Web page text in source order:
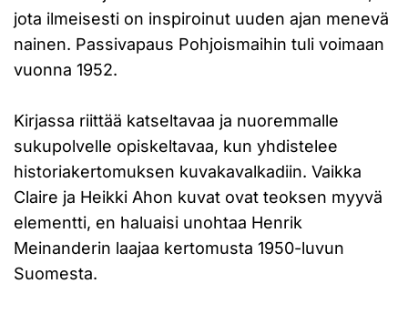
jota ilmeisesti on inspiroinut uuden ajan menevä
nainen. Passivapaus Pohjoismaihin tuli voimaan
vuonna 1952.
Kirjassa riittää katseltavaa ja nuoremmalle
sukupolvelle opiskeltavaa, kun yhdistelee
historiakertomuksen kuvakavalkadiin. Vaikka
Claire ja Heikki Ahon kuvat ovat teoksen myyvä
elementti, en haluaisi unohtaa Henrik
Meinanderin laajaa kertomusta 1950-luvun
Suomesta.